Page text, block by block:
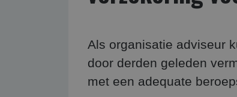
Als organisatie adviseur
door derden geleden
met een adequate